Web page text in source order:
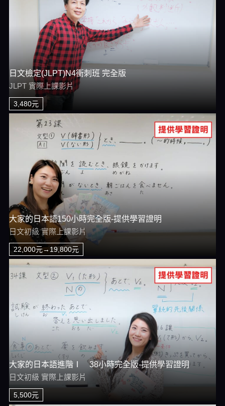
日文檢定(JLPT)N4衝刺班 完全版
JLPT 實際上課影片
3,480元
大家的日本語150小時完全版-提供學習證明
日文初級 實際上課影片
22,000元→19,800元
大家的日本語進階Ⅰ 38小時完全版-提供學習證明
日文初級 實際上課影片
5,500元